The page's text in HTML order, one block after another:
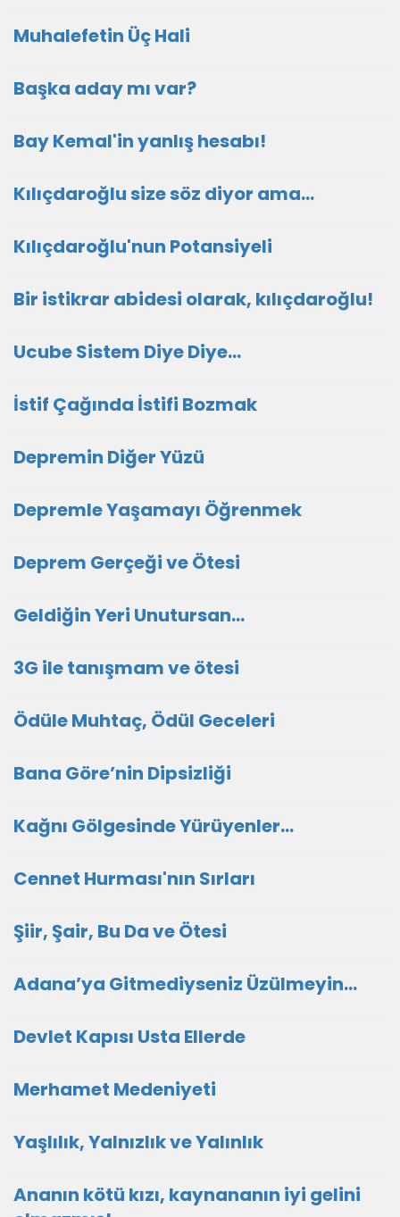
Muhalefetin Üç Hali
Başka aday mı var?
Bay Kemal'in yanlış hesabı!
Kılıçdaroğlu size söz diyor ama...
Kılıçdaroğlu'nun Potansiyeli
Bir istikrar abidesi olarak, kılıçdaroğlu!
Ucube Sistem Diye Diye…
İstif Çağında İstifi Bozmak
Depremin Diğer Yüzü
Depremle Yaşamayı Öğrenmek
Deprem Gerçeği ve Ötesi
Geldiğin Yeri Unutursan…
3G ile tanışmam ve ötesi
Ödüle Muhtaç, Ödül Geceleri
Bana Göre’nin Dipsizliği
Kağnı Gölgesinde Yürüyenler…
Cennet Hurması'nın Sırları
Şiir, Şair, Bu Da ve Ötesi
Adana’ya Gitmediyseniz Üzülmeyin…
Devlet Kapısı Usta Ellerde
Merhamet Medeniyeti
Yaşlılık, Yalnızlık ve Yalınlık
Ananın kötü kızı, kaynananın iyi gelini